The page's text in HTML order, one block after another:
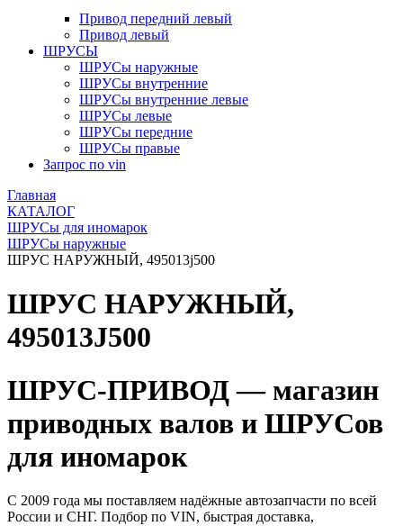
Привод передний левый
Привод левый
ШРУСЫ
ШРУСы наружные
ШРУСы внутренние
ШРУСы внутренние левые
ШРУСы левые
ШРУСы передние
ШРУСы правые
Запрос по vin
Главная
КАТАЛОГ
ШРУСы для иномарок
ШРУСы наружные
ШРУС НАРУЖНЫЙ, 495013j500
ШРУС НАРУЖНЫЙ,
495013J500
ШРУС-ПРИВОД — магазин
приводных валов и ШРУСов
для иномарок
С 2009 года мы поставляем надёжные автозапчасти по всей
России и СНГ. Подбор по VIN, быстрая доставка,